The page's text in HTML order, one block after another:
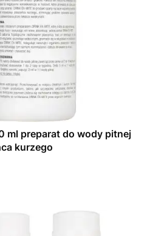
ml preparat do wody pitnej
kurzego